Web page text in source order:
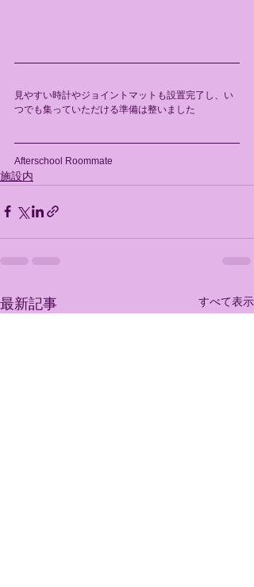
見やすい時計やジョイントマットも設置完了し、い
つでも集っていただける準備は整いました
Afterschool Roommate
施設内
最新記事 すべて表示